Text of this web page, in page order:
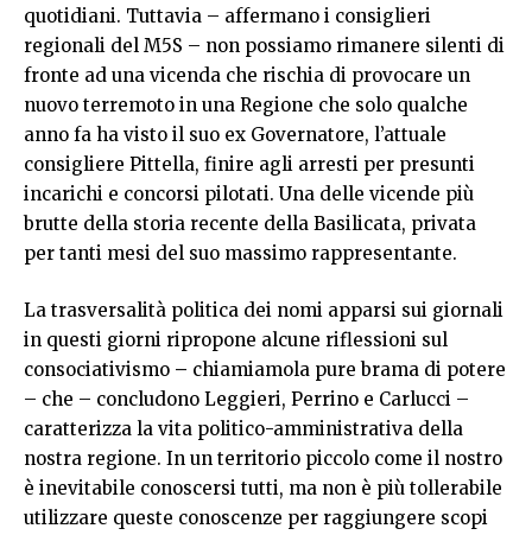
quotidiani. Tuttavia – affermano i consiglieri
regionali del M5S – non possiamo rimanere silenti di
fronte ad una vicenda che rischia di provocare un
nuovo terremoto in una Regione che solo qualche
anno fa ha visto il suo ex Governatore, l’attuale
consigliere Pittella, finire agli arresti per presunti
incarichi e concorsi pilotati. Una delle vicende più
brutte della storia recente della Basilicata, privata
per tanti mesi del suo massimo rappresentante.
La trasversalità politica dei nomi apparsi sui giornali
in questi giorni ripropone alcune riflessioni sul
consociativismo – chiamiamola pure brama di potere
– che – concludono Leggieri, Perrino e Carlucci –
caratterizza la vita politico-amministrativa della
nostra regione. In un territorio piccolo come il nostro
è inevitabile conoscersi tutti, ma non è più tollerabile
utilizzare queste conoscenze per raggiungere scopi